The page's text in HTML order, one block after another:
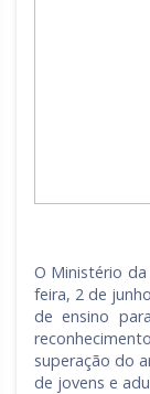
O Ministério da
feira, 2 de
de ensino
superação do
de jovens e